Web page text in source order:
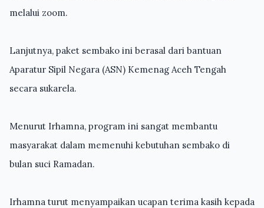
melalui zoom.
Lanjutnya, paket sembako ini berasal dari bantuan
Aparatur Sipil Negara (ASN) Kemenag Aceh Tengah
secara sukarela.
Menurut Irhamna, program ini sangat membantu
masyarakat dalam memenuhi kebutuhan sembako di
bulan suci Ramadan.
Irhamna turut menyampaikan ucapan terima kasih kepada